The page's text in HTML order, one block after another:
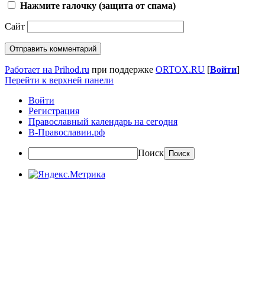
Нажмите галочку (защита от спама)
Сайт
Работает на Prihod.ru при поддержке ORTOX.RU [Войти]
Перейти к верхней панели
Войти
Регистрация
Православный календарь на сегодня
В-Православии.рф
Поиск